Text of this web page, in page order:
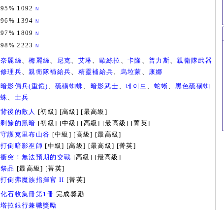
95% 1092 N
96% 1394 N
97% 1809 N
98% 2223 N
奈麗絲、梅麗絲、 尼克、 艾琳、 歐絲拉 、卡隆 、普力斯、親衛隊武器
修理兵、親衛隊補給兵、 精靈補給兵、 烏垃蒙 、 康娜
暗影傭兵(重鎧) 、硫磺蜘蛛、 暗影武士、네이드 、 蛇蜥、 黑色硫磺蜘
蛛、 士兵
背後的敵人 [初級] [高級] [最高級]
剩餘的黑暗 [初級] [中級] [高級] [最高級] [菁英]
守護克里布山谷 [中級] [高級] [最高級]
打倒暗影巫師 [中級] [高級] [最高級] [菁英]
衝突！無法預期的交戰 [高級] [最高級]
祭品 [最高級] [菁英]
打倒弗魔族指揮官 II [菁英]
化石收集冊第1冊 完成獎勵
塔拉銀行兼職獎勵